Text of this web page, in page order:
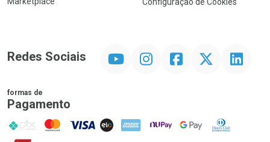
Redes Sociais InstagramFacebookTwitter Linkedin
formas de
Pagamento
PIX MasterCard
VISA ELO AMEX NuPay Google PayDiners Club